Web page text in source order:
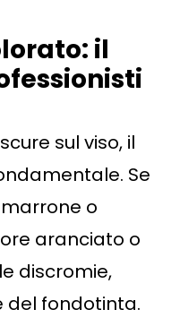
il
sul viso, il
Se
o
aranciato o
discromie,
del fondotinta.